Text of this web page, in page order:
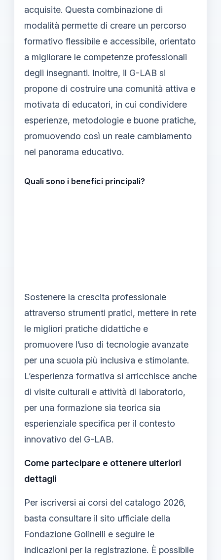
acquisite. Questa combinazione di
modalità permette di creare un percorso
formativo flessibile e accessibile, orientato
a migliorare le competenze professionali
degli insegnanti. Inoltre, il G-LAB si
propone di costruire una comunità attiva e
motivata di educatori, in cui condividere
esperienze, metodologie e buone pratiche,
promuovendo così un reale cambiamento
nel panorama educativo.
Quali sono i benefici principali?
Sostenere la crescita professionale
attraverso strumenti pratici, mettere in rete
le migliori pratiche didattiche e
promuovere l’uso di tecnologie avanzate
per una scuola più inclusiva e stimolante.
L’esperienza formativa si arricchisce anche
di visite culturali e attività di laboratorio,
per una formazione sia teorica sia
esperienziale specifica per il contesto
innovativo del G-LAB.
Come partecipare e ottenere ulteriori
dettagli
Per iscriversi ai corsi del catalogo 2026,
basta consultare il sito ufficiale della
Fondazione Golinelli e seguire le
indicazioni per la registrazione. È possibile